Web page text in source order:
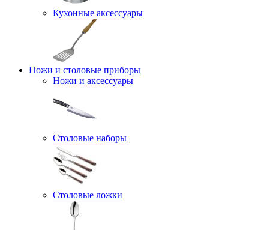
Кухонные аксессуары
Ножи и столовые приборы
Ножи и аксессуары
Столовые наборы
Столовые ложки